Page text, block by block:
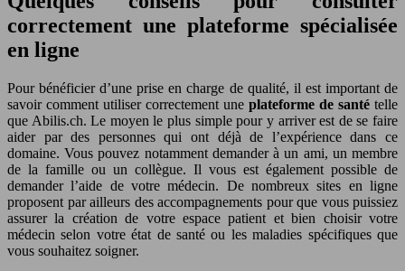
correctement une plateforme spécialisée
en ligne
Pour bénéficier d’une prise en charge de qualité, il est important de
savoir comment utiliser correctement une plateforme de santé telle
que Abilis.ch. Le moyen le plus simple pour y arriver est de se faire
aider par des personnes qui ont déjà de l’expérience dans ce
domaine. Vous pouvez notamment demander à un ami, un membre
de la famille ou un collègue. Il vous est également possible de
demander l’aide de votre médecin. De nombreux sites en ligne
proposent par ailleurs des accompagnements pour que vous puissiez
assurer la création de votre espace patient et bien choisir votre
médecin selon votre état de santé ou les maladies spécifiques que
vous souhaitez soigner.